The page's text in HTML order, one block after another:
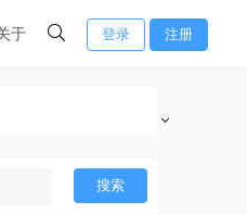
于 登录 注册
搜索